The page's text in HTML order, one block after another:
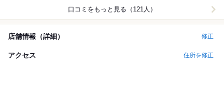
口コミをもっと見る（121人）
店舗情報（詳細） 修正
アクセス 住所を修正